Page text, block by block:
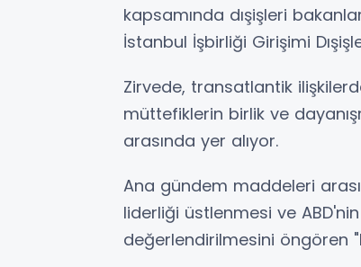
kapsamında dışişleri
İstanbul İşbirliği Girişimi
Zirvede, transatlantik
müttefiklerin birlik ve
arasında yer alıyor.
Ana gündem maddeleri
liderliği üstlenmesi ve
değerlendirilmesini öngören